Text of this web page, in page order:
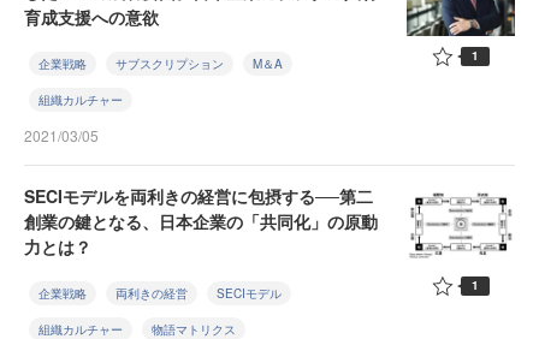
育成支援への意欲
企業戦略 サブスクリプション M＆A
組織カルチャー
2021/03/05
1
SECIモデルを両利きの経営に包摂する──第二
創業の鍵となる、日本企業の「共同化」の原動
力とは？
企業戦略 両利きの経営 SECIモデル
組織カルチャー 物語マトリクス
1